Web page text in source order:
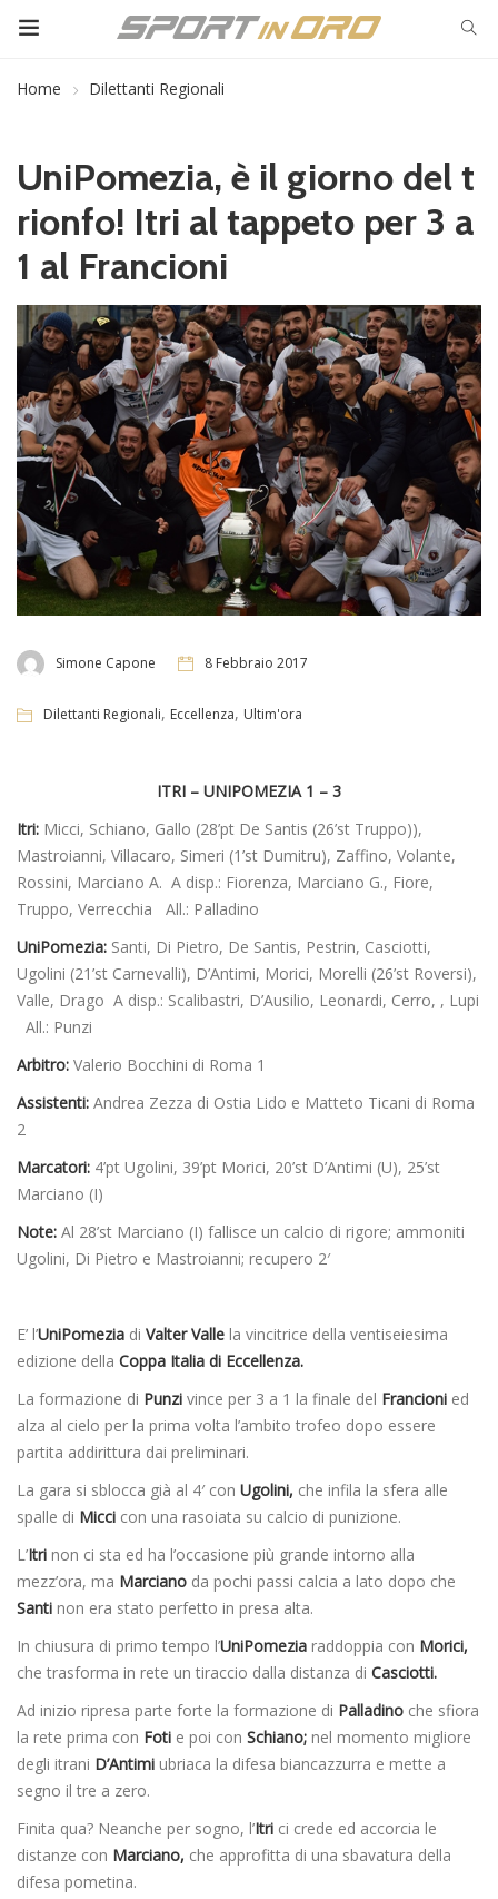
Home Dilettanti Regionali
UniPomezia, è il giorno del t
rionfo! Itri al tappeto per 3 a
1 al Francioni
Simone Capone 8 Febbraio 2017
Dilettanti Regionali, Eccellenza, Ultim'ora
ITRI – UNIPOMEZIA 1 – 3
Itri: Micci, Schiano, Gallo (28’pt De Santis (26’st Truppo)),
Mastroianni, Villacaro, Simeri (1’st Dumitru), Zaffino, Volante,
Rossini, Marciano A. A disp.: Fiorenza, Marciano G., Fiore,
Truppo, Verrecchia All.: Palladino
UniPomezia: Santi, Di Pietro, De Santis, Pestrin, Casciotti,
Ugolini (21’st Carnevalli), D’Antimi, Morici, Morelli (26’st Roversi),
Valle, Drago A disp.: Scalibastri, D’Ausilio, Leonardi, Cerro, , Lupi
All.: Punzi
Arbitro: Valerio Bocchini di Roma 1
Assistenti: Andrea Zezza di Ostia Lido e Matteto Ticani di Roma
2
Marcatori: 4’pt Ugolini, 39’pt Morici, 20’st D’Antimi (U), 25’st
Marciano (I)
Note: Al 28’st Marciano (I) fallisce un calcio di rigore; ammoniti
Ugolini, Di Pietro e Mastroianni; recupero 2′
E’ l’UniPomezia di Valter Valle la vincitrice della ventiseiesima
edizione della Coppa Italia di Eccellenza.
La formazione di Punzi vince per 3 a 1 la finale del Francioni ed
alza al cielo per la prima volta l’ambito trofeo dopo essere
partita addirittura dai preliminari.
La gara si sblocca già al 4′ con Ugolini, che infila la sfera alle
spalle di Micci con una rasoiata su calcio di punizione.
L’Itri non ci sta ed ha l’occasione più grande intorno alla
mezz’ora, ma Marciano da pochi passi calcia a lato dopo che
Santi non era stato perfetto in presa alta.
In chiusura di primo tempo l’UniPomezia raddoppia con Morici,
che trasforma in rete un tiraccio dalla distanza di Casciotti.
Ad inizio ripresa parte forte la formazione di Palladino che sfiora
la rete prima con Foti e poi con Schiano; nel momento migliore
degli itrani D’Antimi ubriaca la difesa biancazzurra e mette a
segno il tre a zero.
Finita qua? Neanche per sogno, l’Itri ci crede ed accorcia le
distanze con Marciano, che approfitta di una sbavatura della
difesa pometina.